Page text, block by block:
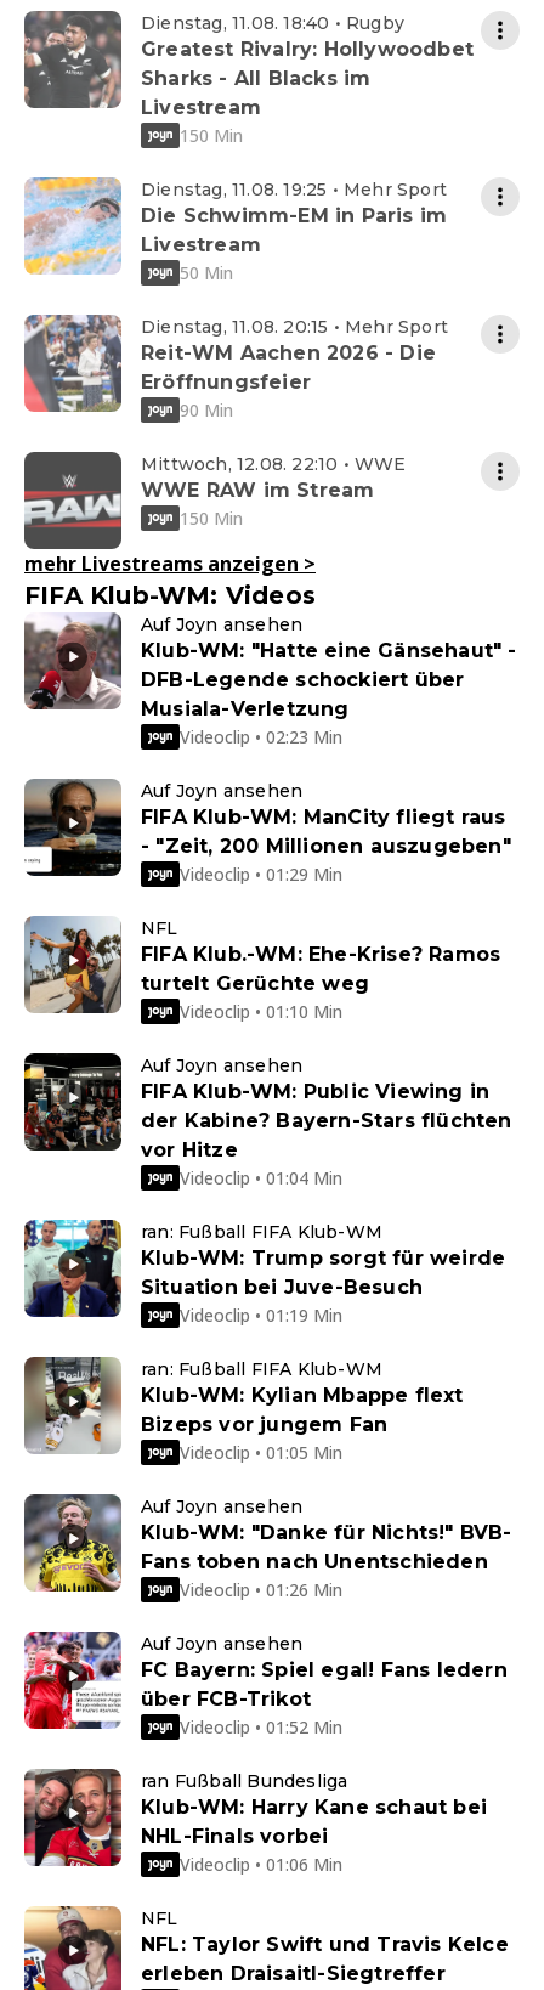
Dienstag, 11.08. 18:40 • Rugby
Greatest Rivalry: Hollywoodbet
Sharks - All Blacks im
Livestream
150 Min
Dienstag, 11.08. 19:25 • Mehr Sport
Die Schwimm-EM in Paris im
Livestream
50 Min
Dienstag, 11.08. 20:15 • Mehr Sport
Reit-WM Aachen 2026 - Die
Eröffnungsfeier
90 Min
Mittwoch, 12.08. 22:10 • WWE
WWE RAW im Stream
150 Min
mehr Livestreams anzeigen >
FIFA Klub-WM: Videos
Auf Joyn ansehen
Klub-WM: "Hatte eine Gänsehaut" -
DFB-Legende schockiert über
Musiala-Verletzung
Videoclip • 02:23 Min
Auf Joyn ansehen
FIFA Klub-WM: ManCity fliegt raus
- "Zeit, 200 Millionen auszugeben"
Videoclip • 01:29 Min
NFL
FIFA Klub.-WM: Ehe-Krise? Ramos
turtelt Gerüchte weg
Videoclip • 01:10 Min
Auf Joyn ansehen
FIFA Klub-WM: Public Viewing in
der Kabine? Bayern-Stars flüchten
vor Hitze
Videoclip • 01:04 Min
ran: Fußball FIFA Klub-WM
Klub-WM: Trump sorgt für weirde
Situation bei Juve-Besuch
Videoclip • 01:19 Min
ran: Fußball FIFA Klub-WM
Klub-WM: Kylian Mbappe flext
Bizeps vor jungem Fan
Videoclip • 01:05 Min
Auf Joyn ansehen
Klub-WM: "Danke für Nichts!" BVB-
Fans toben nach Unentschieden
Videoclip • 01:26 Min
Auf Joyn ansehen
FC Bayern: Spiel egal! Fans ledern
über FCB-Trikot
Videoclip • 01:52 Min
ran Fußball Bundesliga
Klub-WM: Harry Kane schaut bei
NHL-Finals vorbei
Videoclip • 01:06 Min
NFL
NFL: Taylor Swift und Travis Kelce
erleben Draisaitl-Siegtreffer